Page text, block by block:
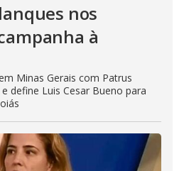
nos
à
Minas Gerais com Patrus
define Luis Cesar Bueno para